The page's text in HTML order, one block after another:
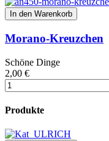
In den Warenkorb
Morano-Kreuzchen
Schöne Dinge
2,00 €
Produkte